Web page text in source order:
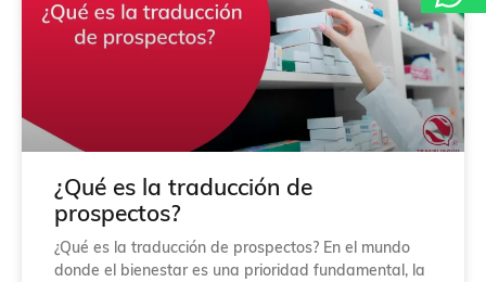
¿Qué es la traducción de
prospectos?
¿Qué es la traducción de prospectos? En el mundo
donde el bienestar es una prioridad fundamental, la